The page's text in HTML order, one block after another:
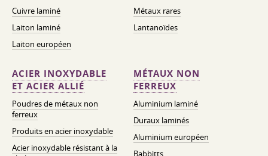
Cuivre laminé
Laiton laminé
Laiton européen
Métaux rares
Lantanoïdes
ACIER INOXYDABLE
ET ACIER ALLIÉ
Poudres de métaux non
ferreux
Produits en acier inoxydable
Acier inoxydable résistant à la
MÉTAUX NON
FERREUX
Aluminium laminé
Duraux laminés
Aluminium européen
Babbitts